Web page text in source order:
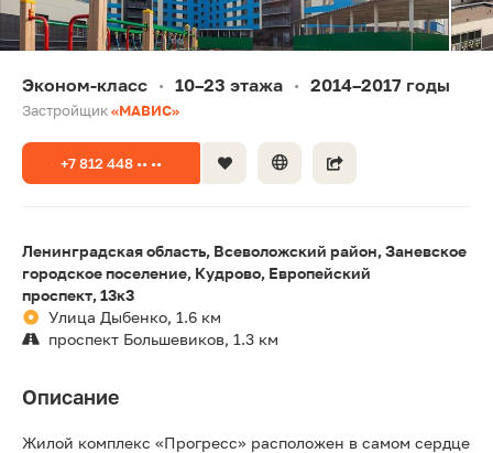
Эконом-класс • 10–23 этажа • 2014–2017 годы
Застройщик«МАВИС»
+7 812 448 •• ••
Ленинградская область, Всеволожский район, Заневское
городское поселение, Кудрово, Европейский
проспект, 13к3
Улица Дыбенко, 1.6 км
проспект Большевиков, 1.3 км
Описание
Жилой комплекс «Прогресс» расположен в самом сердце